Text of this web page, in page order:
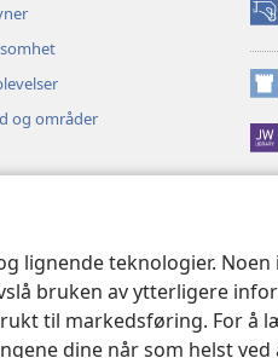
lignende teknologier.
bruken av ytterligere
til markedsføring. For å
dine når som helst ved
og områder
nytt